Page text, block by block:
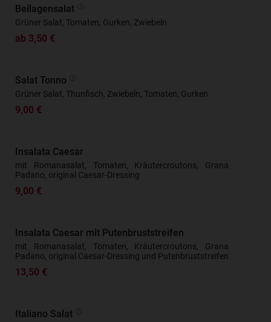
Beilagensalat
Grüner Salat, Tomaten, Gurken, Zwiebeln
ab 3,50 €
Salat Tonno
Grüner Salat, Thunfisch, Zwiebeln, Tomaten, Gurken
9,00 €
Insalata Caesar
mit Romanasalat, Tomaten, Kräutercroutons, Grana
Padano, original Caesar-Dressing
9,00 €
Insalata Caesar mit Putenbruststreifen
mit Romanasalat, Tomaten, Kräutercroutons, Grana
Padano, original Caesar-Dressing und Putenbruststreifen
13,50 €
Italiano Salat